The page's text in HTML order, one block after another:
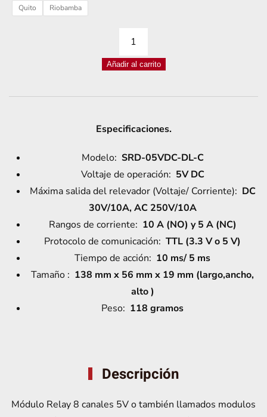
Quito Riobamba
MÓDULO
5V
OPTOACOPLADORES
(AZUL)
cantidad
Añadir al carrito
Especificaciones.
Modelo: SRD-05VDC-DL-C
Voltaje de operación: 5V DC
Máxima salida del relevador (Voltaje/ Corriente): DC
30V/10A, AC 250V/10A
Rangos de corriente: 10 A (NO) y 5 A (NC)
Protocolo de comunicación: TTL (3.3 V o 5 V)
Tiempo de acción: 10 ms/ 5 ms
Tamaño : 138 mm x 56 mm x 19 mm (largo,ancho,
alto )
Peso: 118 gramos
Descripción
Módulo Relay 8 canales 5V o también llamados modulos